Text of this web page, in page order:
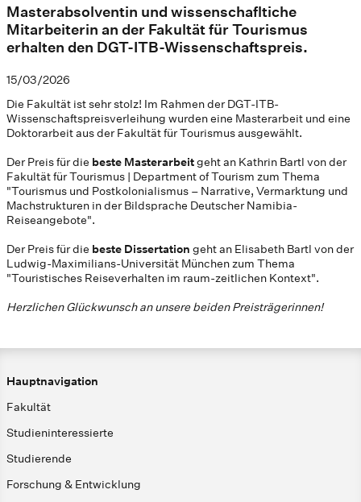
Masterabsolventin und wissenschafltiche
Mitarbeiterin an der Fakultät für Tourismus
erhalten den DGT-ITB-Wissenschaftspreis.
15/03/2026
Die Fakultät ist sehr stolz! Im Rahmen der DGT-ITB-
Wissenschaftspreisverleihung wurden eine Masterarbeit und eine
Doktorarbeit aus der Fakultät für Tourismus ausgewählt.
Der Preis für die beste Masterarbeitgeht an Kathrin Bartl von der
Fakultät für Tourismus | Department of Tourism zum Thema
"Tourismus und Postkolonialismus – Narrative, Vermarktung und
Machstrukturen in der Bildsprache Deutscher Namibia-
Reiseangebote".
Der Preis für die beste Dissertation geht an Elisabeth Bartl von der
Ludwig-Maximilians-Universität München zum Thema
"Touristisches Reiseverhalten im raum-zeitlichen Kontext".
Herzlichen Glückwunsch an unsere beiden Preisträgerinnen!
Hauptnavigation
Fakultät
Studieninteressierte
Studierende
Forschung & Entwicklung